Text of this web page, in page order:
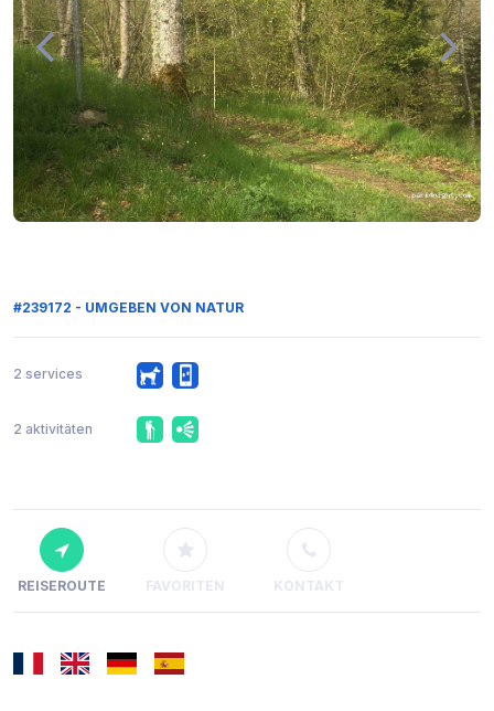
#239172 - UMGEBEN VON NATUR
2 services
2 aktivitäten
REISEROUTE FAVORITEN KONTAKT